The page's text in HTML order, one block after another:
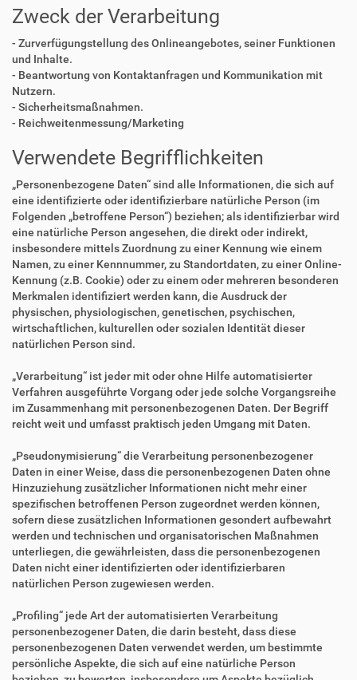
Zweck der Verarbeitung
- Zurverfügungstellung des Onlineangebotes, seiner Funktionen
und Inhalte.
- Beantwortung von Kontaktanfragen und Kommunikation mit
Nutzern.
- Sicherheitsmaßnahmen.
- Reichweitenmessung/Marketing
Verwendete Begrifflichkeiten
„Personenbezogene Daten“ sind alle Informationen, die sich auf
eine identifizierte oder identifizierbare natürliche Person (im
Folgenden „betroffene Person“) beziehen; als identifizierbar wird
eine natürliche Person angesehen, die direkt oder indirekt,
insbesondere mittels Zuordnung zu einer Kennung wie einem
Namen, zu einer Kennnummer, zu Standortdaten, zu einer Online-
Kennung (z.B. Cookie) oder zu einem oder mehreren besonderen
Merkmalen identifiziert werden kann, die Ausdruck der
physischen, physiologischen, genetischen, psychischen,
wirtschaftlichen, kulturellen oder sozialen Identität dieser
natürlichen Person sind.
„Verarbeitung“ ist jeder mit oder ohne Hilfe automatisierter
Verfahren ausgeführte Vorgang oder jede solche Vorgangsreihe
im Zusammenhang mit personenbezogenen Daten. Der Begriff
reicht weit und umfasst praktisch jeden Umgang mit Daten.
„Pseudonymisierung“ die Verarbeitung personenbezogener
Daten in einer Weise, dass die personenbezogenen Daten ohne
Hinzuziehung zusätzlicher Informationen nicht mehr einer
spezifischen betroffenen Person zugeordnet werden können,
sofern diese zusätzlichen Informationen gesondert aufbewahrt
werden und technischen und organisatorischen Maßnahmen
unterliegen, die gewährleisten, dass die personenbezogenen
Daten nicht einer identifizierten oder identifizierbaren
natürlichen Person zugewiesen werden.
„Profiling“ jede Art der automatisierten Verarbeitung
personenbezogener Daten, die darin besteht, dass diese
personenbezogenen Daten verwendet werden, um bestimmte
persönliche Aspekte, die sich auf eine natürliche Person